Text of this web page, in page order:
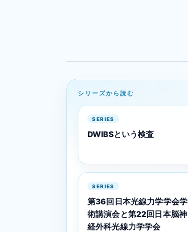
シリーズから読む
SERIES
DWIBSという検査
SERIES
第36回日本光線力学学会学
術講演会と第22回日本脳神
経外科光線力学学会